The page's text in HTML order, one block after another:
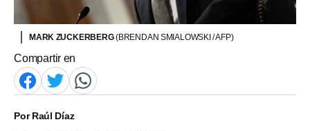
MARK ZUCKERBERG(BRENDAN SMIALOWSKI / AFP)
Compartir en
PorRaúl Díaz